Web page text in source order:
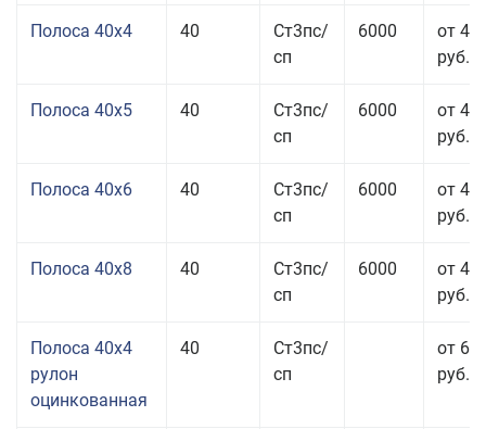
Полоса 40x4 40
Ст3пс/
сп
6000
от 43
руб.
Полоса 40x5 40
Ст3пс/
сп
6000
от 43
руб.
Полоса 40x6 40
Ст3пс/
сп
6000
от 43
руб.
Полоса 40x8 40
Ст3пс/
сп
6000
от 43
руб.
Полоса 40x4
рулон
оцинкованная
40
Ст3пс/
сп
от 69
руб.